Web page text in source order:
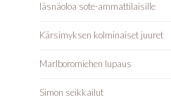
läsnäoloa sote-ammattilaisille
Kärsimyksen kolminaiset juuret
Marlboromiehen lupaus
Simon seikkailut